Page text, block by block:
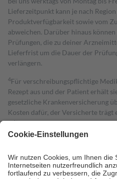
Lieferzeitpunkt kann je nach
Produktverfügbarkeit sowie vom
abweichen. Darüber hinaus
Prüfungen, die zu deiner
Lieferfrist um die Dauer der
verlängern.
4Für verschreibungspflichtige
Rezept aus und der Patient erhält
gesetzliche Krankenversicherung
Kosten dafür, der Versicherte trägt
mit.
Grundsätzlich leisten Mitglieder
höchstens zehn Euro.
Es sind
Kosten der Leistung zu entrichten.
Diese Regeln gelten grundsätzlich